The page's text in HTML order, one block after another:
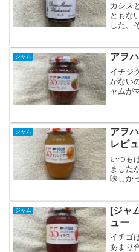
カシス
ともな
した。
ジャム アヲ
イチジ
がない
ャムが
ジャム
アヲ
レビ
いつも
ました
味しか
ジャム
[ジャ
ュー
イチゴ
あまり